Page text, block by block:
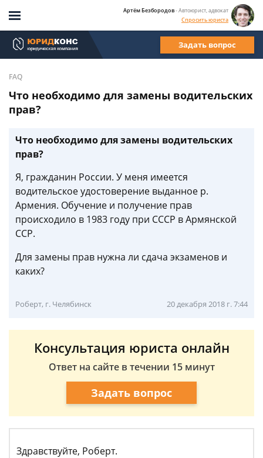
Артём Безбородов- Автоюрист, адвокат
Спросить юриста
Задать вопрос
FAQ
Что необходимо для замены водительских
прав?
Что необходимо для замены водительских
прав?
Я, гражданин России. У меня имеется
водительское удостоверение выданное р.
Армения. Обучение и получение прав
происходило в 1983 году при СССР в Армянской
ССР.
Для замены прав нужна ли сдача экзаменов и
каких?
Роберт, г. Челябинск 20 декабря 2018 г. 7:44
Консультация юриста онлайн
Ответ на сайте в течении 15 минут
Задать вопрос
Здравствуйте, Роберт.